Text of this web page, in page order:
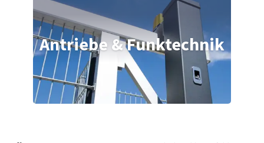
Antriebe & Funktechnik